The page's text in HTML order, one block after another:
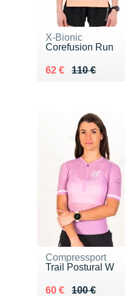
X-Bionic
Corefusion Run
110 €
Au lieu de 110 €
62 €
Vendu 62 €
Compressport
Trail Postural W
100 €
Au lieu de 100 €
60 €
Vendu 60 €